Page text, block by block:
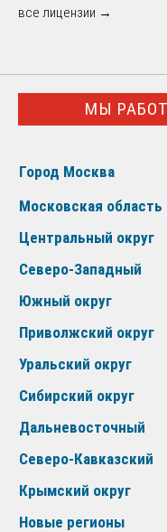
все лицензии →
МЫ
Город Москва
Московская область
Центральный округ
Северо-Западный
Южный округ
Приволжский округ
Уральский округ
Сибирский округ
Дальневосточный
Северо-Кавказский
Крымский округ
Новые регионы